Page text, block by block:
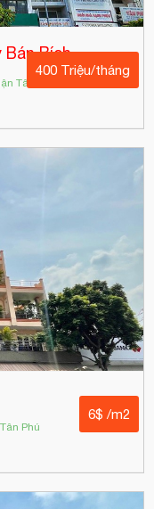
Bán Bích
Tân Phú
400 Triệu/tháng
Phú
6$ /m2